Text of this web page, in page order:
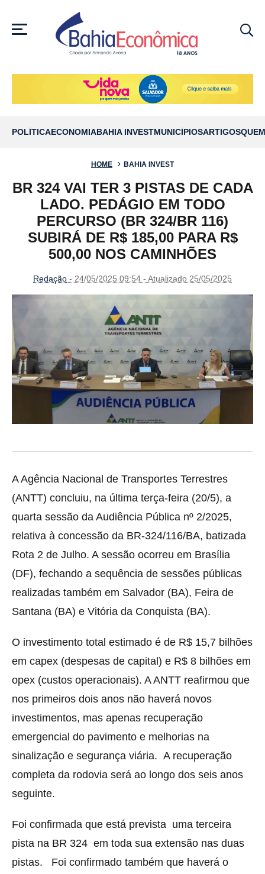
MENU
POLÍTICAECONOMIABAHIA INVESTMUNICÍPIOSARTIGOS
HOME BAHIA INVEST
BR 324 VAI TER 3 PISTAS DE CADA
LADO. PEDÁGIO EM TODO
PERCURSO (BR 324/BR 116)
SUBIRÁ DE R$ 185,00 PARA R$
500,00 NOS CAMINHÕES
Redação - 24/05/2025 09:54 - Atualizado 25/05/2025
A Agência Nacional de Transportes Terrestres
(ANTT) concluiu, na última terça-feira (20/5), a
quarta sessão da Audiência Pública nº 2/2025,
relativa à concessão da BR-324/116/BA, batizada
Rota 2 de Julho. A sessão ocorreu em Brasília
(DF), fechando a sequência de sessões públicas
realizadas também em Salvador (BA), Feira de
Santana (BA) e Vitória da Conquista (BA).
O investimento total estimado é de R$ 15,7 bilhões
em capex (despesas de capital) e R$ 8 bilhões em
opex (custos operacionais). A ANTT reafirmou que
nos primeiros dois anos não haverá novos
investimentos, mas apenas recuperação
emergencial do pavimento e melhorias na
sinalização e segurança viária. A recuperação
completa da rodovia será ao longo dos seis anos
seguinte.
Foi confirmada que está prevista uma terceira
pista na BR 324 em toda sua extensão nas duas
pistas. Foi confirmado também que haverá o